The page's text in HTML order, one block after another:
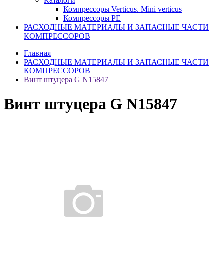
Компрессоры Verticus. Mini verticus
Компрессоры PE
РАСХОДНЫЕ МАТЕРИАЛЫ И ЗАПАСНЫЕ ЧАСТИ
КОМПРЕССОРОВ
Главная
РАСХОДНЫЕ МАТЕРИАЛЫ И ЗАПАСНЫЕ ЧАСТИ
КОМПРЕССОРОВ
Винт штуцера G N15847
Винт штуцера G N15847